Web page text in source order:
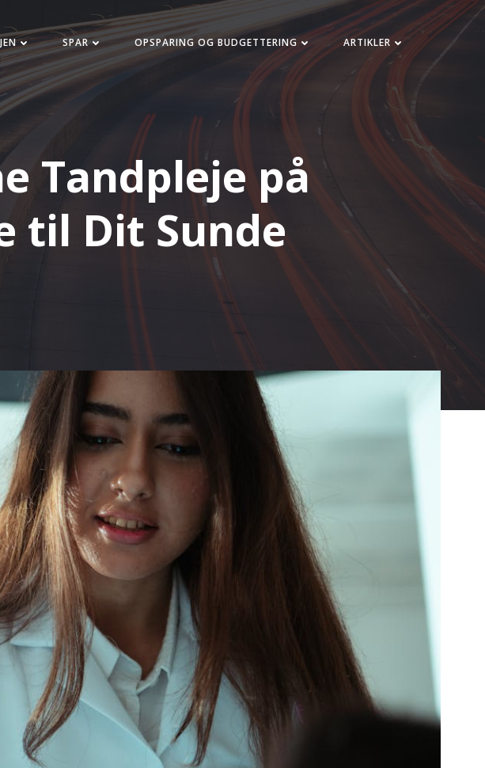
SPAR OPSPARING OG BUDGETTERING ARTIKLER
Tandpleje på
til Dit Sunde